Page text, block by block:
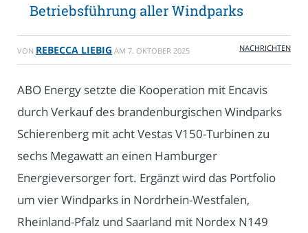
Betriebsführung aller Windparks
VON REBECCA LIEBIG AM 7. OKTOBER 2025 NACHRICHTEN
ABO Energy setzte die Kooperation mit Encavis
durch Verkauf des brandenburgischen Windparks
Schierenberg mit acht Vestas V150-Turbinen zu
sechs Megawatt an einen Hamburger
Energieversorger fort. Ergänzt wird das Portfolio
um vier Windparks in Nordrhein-Westfalen,
Rheinland-Pfalz und Saarland mit Nordex N149